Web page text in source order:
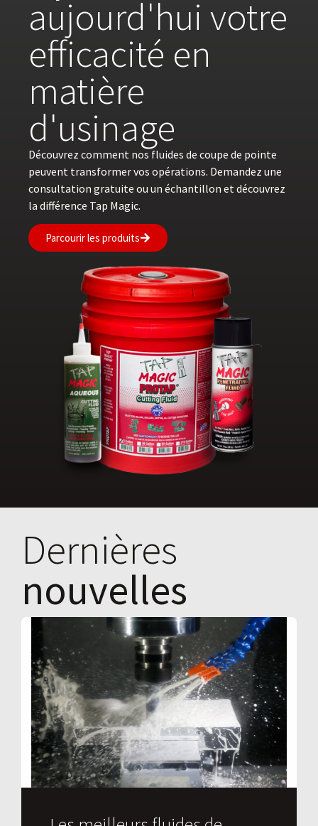
aujourd'hui votre
efficacité en
matière
d'usinage
Découvrez comment nos fluides de coupe de pointe
peuvent transformer vos opérations. Demandez une
consultation gratuite ou un échantillon et découvrez
la différence Tap Magic.
Parcourir les produits
Dernières
nouvelles